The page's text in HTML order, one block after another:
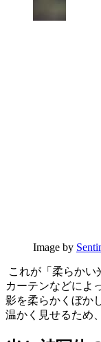
Image by
これが「柔らかい
カーテンなどによ
影を柔らかくぼか
温かく見せるため